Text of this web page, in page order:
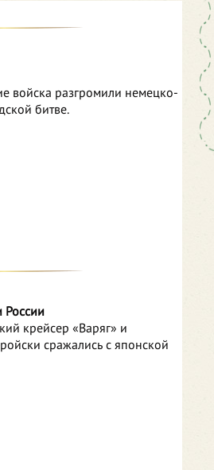
войска разгромили немецко-
битве.
России
крейсер «Варяг» и
сражались с японской